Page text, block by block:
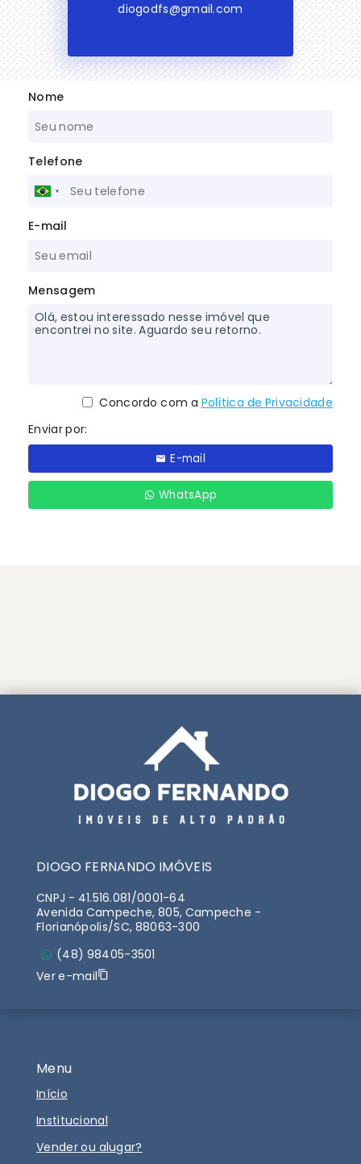
diogodfs@gmail.com
Nome
Telefone
E-mail
Mensagem
Concordo com a Política de Privacidade
Enviar por:
E-mail
WhatsApp
Menu
Início
Institucional
Vender ou alugar?
DIOGO FERNANDO IMÓVEIS
CNPJ - 41.516.081/0001-64
Avenida Campeche, 805, Campeche -
Florianópolis/SC, 88063-300
(48) 98405-3501
Ver e-mail